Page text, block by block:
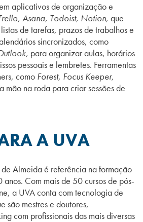
aplicativos de organização e
Asana, Todoist, Notion, que
de tarefas, prazos de trabalhos e
sincronizados, como
para organizar aulas, horários
pessoais e lembretes. Ferramentas
como Forest, Focus Keeper,
mão na roda para criar sessões de
A UVA
Almeida é referência na formação
Com mais de 50 cursos de pós-
a UVA conta com tecnologia de
são mestres e doutores,
com profissionais das mais diversas